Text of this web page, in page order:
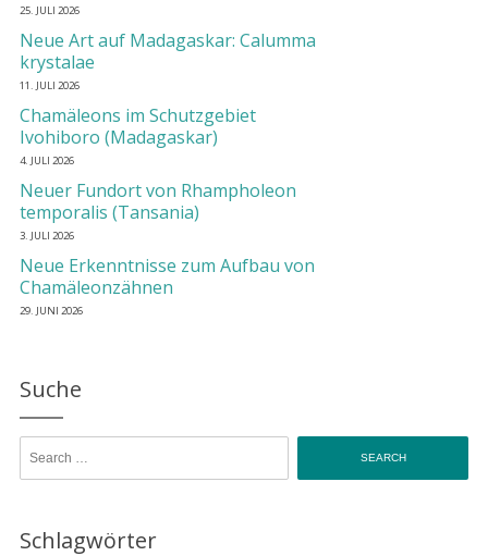
25. JULI 2026
Neue Art auf Madagaskar: Calumma
krystalae
11. JULI 2026
Chamäleons im Schutzgebiet
Ivohiboro (Madagaskar)
4. JULI 2026
Neuer Fundort von Rhampholeon
temporalis (Tansania)
3. JULI 2026
Neue Erkenntnisse zum Aufbau von
Chamäleonzähnen
29. JUNI 2026
Suche
Schlagwörter